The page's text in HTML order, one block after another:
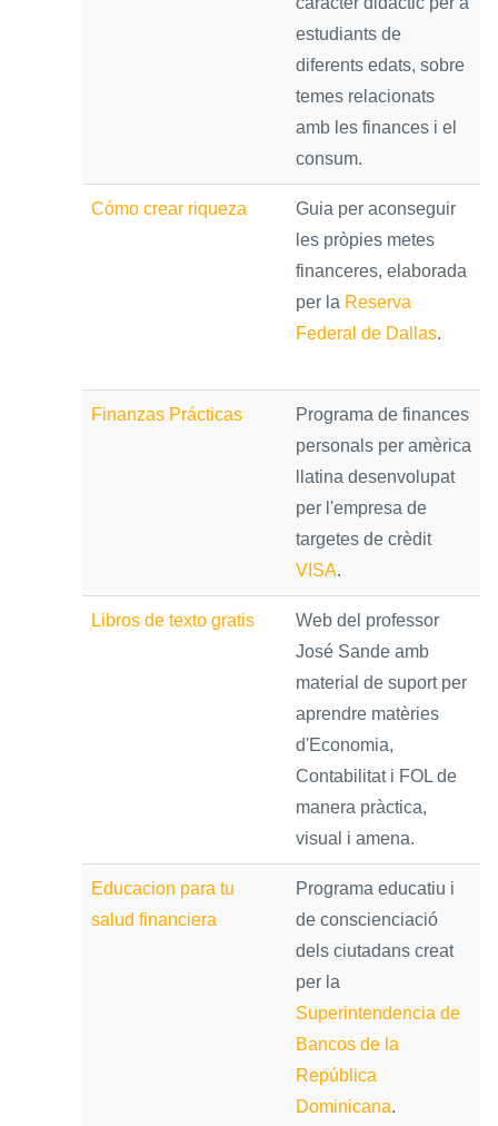
estudiants de
diferents edats, sobre
temes relacionats
amb les finances i el
consum.
Cómo crear riqueza
Guia per aconseguir
les pròpies metes
financeres, elaborada
per la Reserva
Federal de Dallas.
Finanzas Prácticas
Programa de finances
personals per amèrica
llatina desenvolupat
per l'empresa de
targetes de crèdit
VISA.
Libros de texto gratis
Web del professor
José Sande amb
material de suport per
aprendre matèries
d'Economia,
Contabilitat i FOL de
manera pràctica,
visual i amena.
Educacion para tu
salud financiera
Programa educatiu i
de conscienciació
dels ciutadans creat
per la
Superintendencia de
Bancos de la
República
Dominicana.